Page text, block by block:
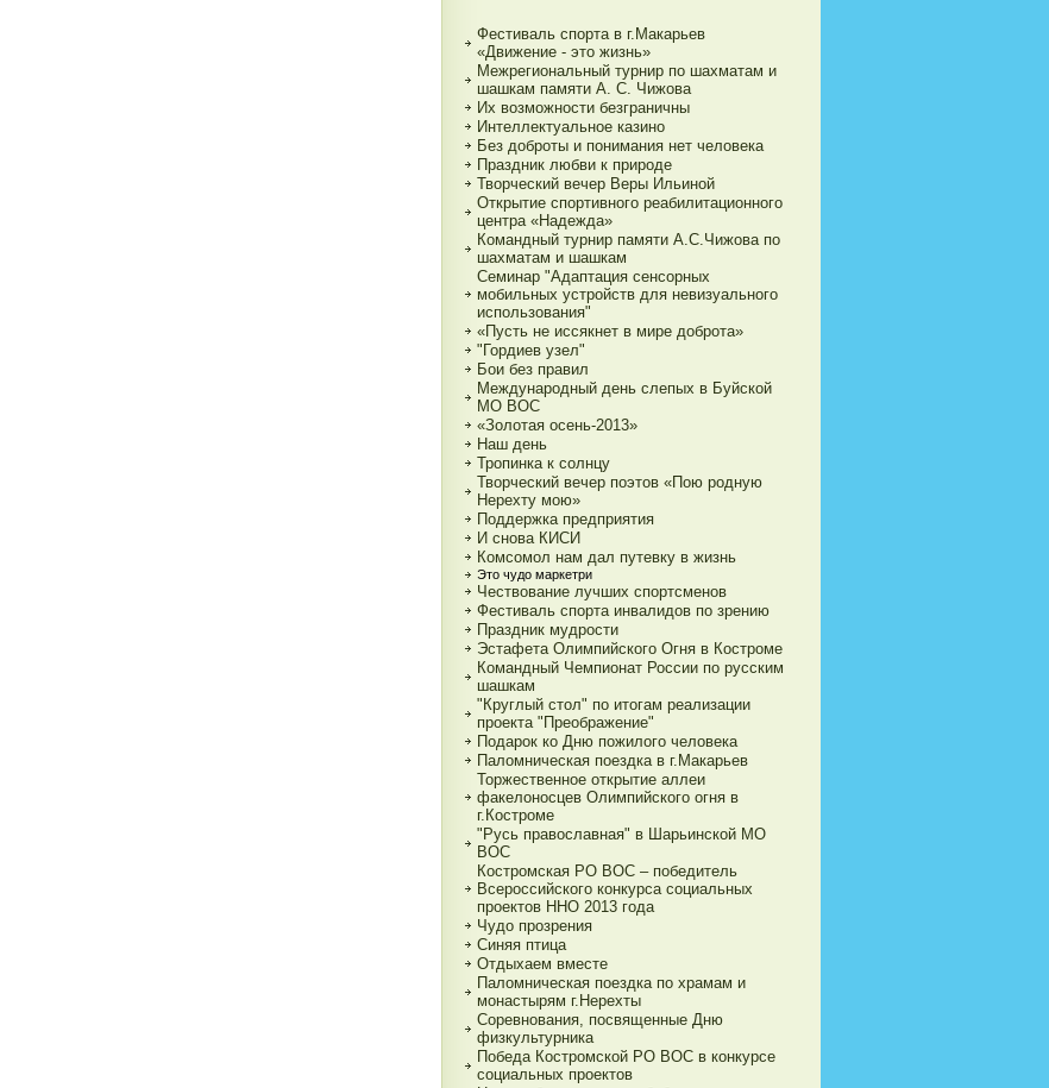
Фестиваль спорта в г.Макарьев
«Движение - это жизнь»
Межрегиональный турнир по шахматам и
шашкам памяти А. С. Чижова
Их возможности безграничны
Интеллектуальное казино
Без доброты и понимания нет человека
Праздник любви к природе
Творческий вечер Веры Ильиной
Открытие спортивного реабилитационного
центра «Надежда»
Командный турнир памяти А.С.Чижова по
шахматам и шашкам
Семинар "Адаптация сенсорных
мобильных устройств для невизуального
использования"
«Пусть не иссякнет в мире доброта»
"Гордиев узел"
Бои без правил
Международный день слепых в Буйской
МО ВОС
«Золотая осень-2013»
Наш день
Тропинка к солнцу
Творческий вечер поэтов «Пою родную
Нерехту мою»
Поддержка предприятия
И снова КИСИ
Комсомол нам дал путевку в жизнь
Это чудо маркетри
Чествование лучших спортсменов
Фестиваль спорта инвалидов по зрению
Праздник мудрости
Эстафета Олимпийского Огня в Костроме
Командный Чемпионат России по русским
шашкам
"Круглый стол" по итогам реализации
проекта "Преображение"
Подарок ко Дню пожилого человека
Паломническая поездка в г.Макарьев
Торжественное открытие аллеи
факелоносцев Олимпийского огня в
г.Костроме
"Русь православная" в Шарьинской МО
ВОС
Костромская РО ВОС – победитель
Всероссийского конкурса социальных
проектов ННО 2013 года
Чудо прозрения
Синяя птица
Отдыхаем вместе
Паломническая поездка по храмам и
монастырям г.Нерехты
Соревнования, посвященные Дню
физкультурника
Победа Костромской РО ВОС в конкурсе
социальных проектов